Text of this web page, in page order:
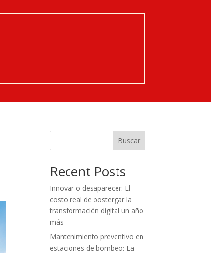
Buscar
Recent Posts
Innovar o desaparecer: El
costo real de postergar la
transformación digital un año
más
Mantenimiento preventivo en
estaciones de bombeo: La